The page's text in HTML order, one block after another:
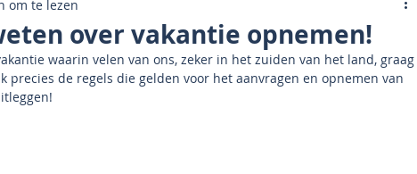
over vakantie opnemen!
om te lezen
waarin velen van ons, zeker in het zuiden van het land, graag
de regels die gelden voor het aanvragen en opnemen van